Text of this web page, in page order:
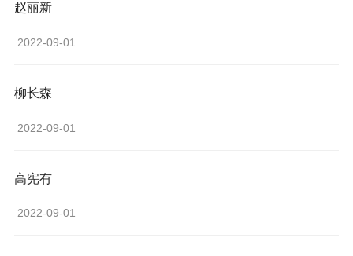
赵丽新
2022-09-01
柳长森
2022-09-01
高宪有
2022-09-01